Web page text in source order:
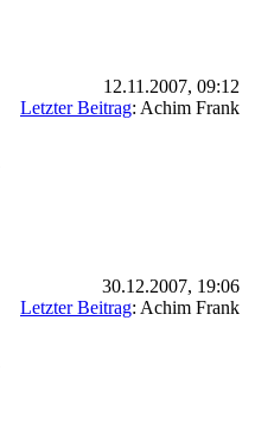
12.11.2007, 09:12
Letzter Beitrag: Achim Frank
30.12.2007, 19:06
Letzter Beitrag: Achim Frank